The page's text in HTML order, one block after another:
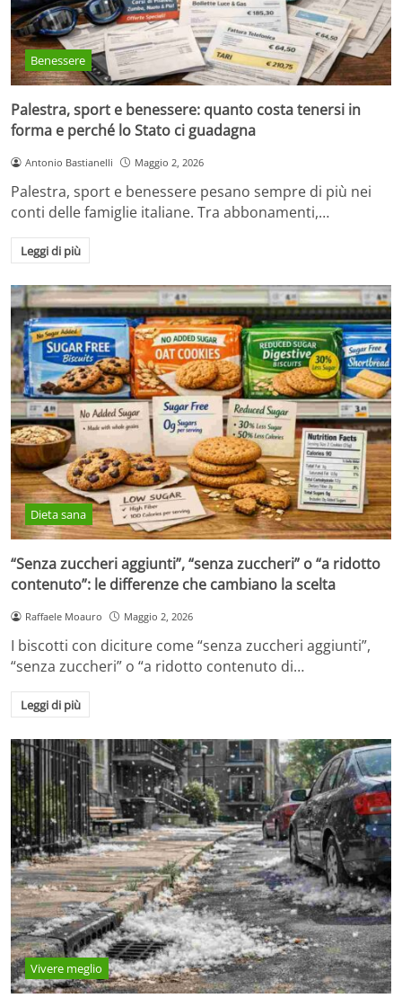
Benessere
Palestra, sport e benessere: quanto costa tenersi in
forma e perché lo Stato ci guadagna
Antonio Bastianelli Maggio 2, 2026
Palestra, sport e benessere pesano sempre di più nei
conti delle famiglie italiane. Tra abbonamenti,…
Leggi di più
Dieta sana
“Senza zuccheri aggiunti”, “senza zuccheri” o “a ridotto
contenuto”: le differenze che cambiano la scelta
Raffaele Moauro Maggio 2, 2026
I biscotti con diciture come “senza zuccheri aggiunti”,
“senza zuccheri” o “a ridotto contenuto di…
Leggi di più
Vivere meglio